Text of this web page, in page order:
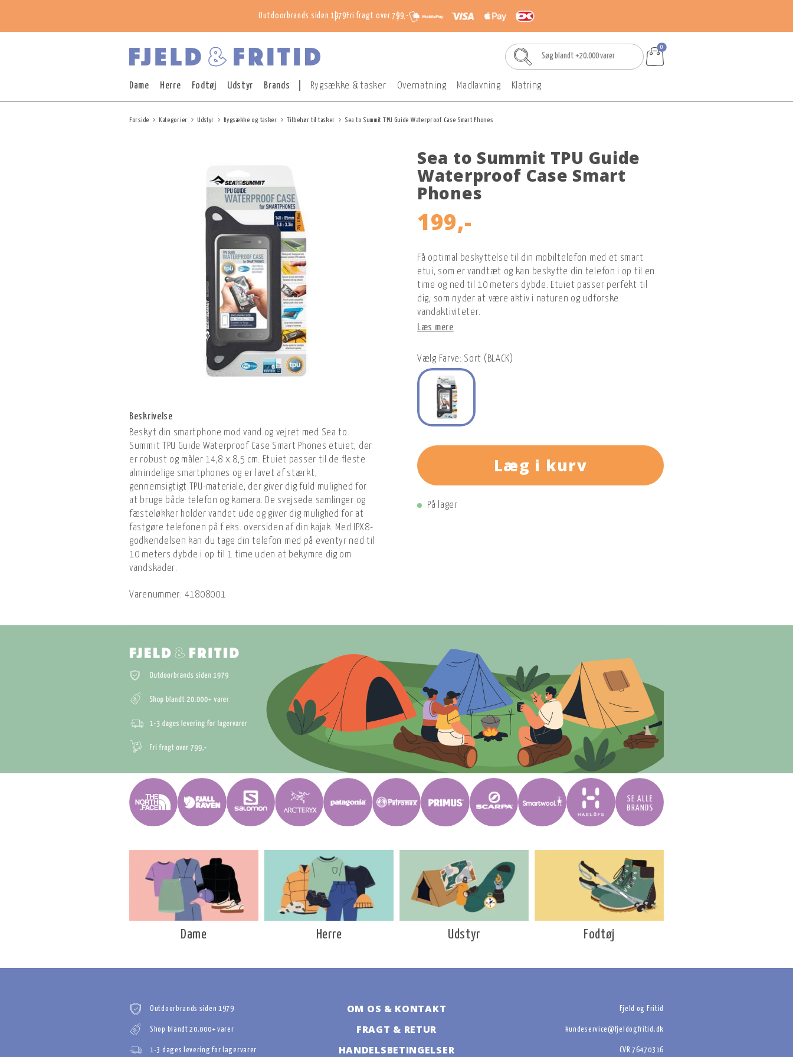
Outdoorbrands siden 1979 Fri fragt over 799,-
0
Dame Herre Fodtøj Udstyr Brands Rygsække & tasker Overnatning Madlavning Klatring
Forside Kategorier Udstyr Rygsække og tasker Tilbehør til tasker Sea to Summit TPU Guide Waterproof Case Smart Phones
Beskrivelse
Beskyt din smartphone mod vand og vejret med Sea to
Summit TPU Guide Waterproof Case Smart Phones etuiet, der
er robust og måler 14,8 x 8,5 cm. Etuiet passer til de fleste
almindelige smartphones og er lavet af stærkt,
gennemsigtigt TPU-materiale, der giver dig fuld mulighed for
at bruge både telefon og kamera. De svejsede samlinger og
fæsteløkker holder vandet ude og giver dig mulighed for at
fastgøre telefonen på f.eks. oversiden af din kajak. Med IPX8-
godkendelsen kan du tage din telefon med på eventyr ned til
10 meters dybde i op til 1 time uden at bekymre dig om
vandskader.
Varenummer: 41808001
Sea to Summit TPU Guide
Waterproof Case Smart
Phones
199,-
Få optimal beskyttelse til din mobiltelefon med et smart
etui, som er vandtæt og kan beskytte din telefon i op til en
time og ned til 10 meters dybde. Etuiet passer perfekt til
dig, som nyder at være aktiv i naturen og udforske
vandaktiviteter.
Læs mere
Vælg Farve: Sort (BLACK)
Læg i kurv
På lager
Dame Herre Udstyr Fodtøj
Outdoorbrands siden 1979
Shop blandt 20.000+ varer
1-3 dages levering for lagervarer
OM OS & KONTAKT
FRAGT & RETUR
HANDELSBETINGELSER
Fjeld og Fritid
kundeservice@fjeldogfritid.dk
CVR 76470316